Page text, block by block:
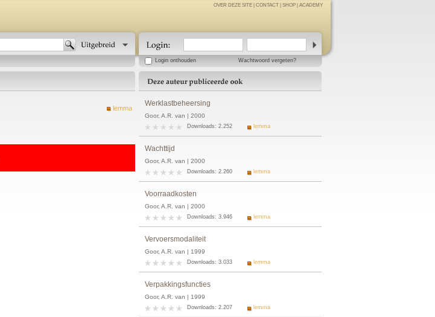
OVER DEZE SITE CONTACT SHOP ACADEMY
Login onthouden Wachtwoord vergeten?
lemma
Werklastbeheersing
Goor, A.R. van | 2000
Downloads: 2.252 lemma
Wachttijd
Goor, A.R. van | 2000
Downloads: 2.260 lemma
Voorraadkosten
Goor, A.R. van | 2000
Downloads: 3.946 lemma
Vervoersmodaliteit
Goor, A.R. van | 1999
Downloads: 3.033 lemma
Verpakkingsfuncties
Goor, A.R. van | 1999
Downloads: 2.207 lemma